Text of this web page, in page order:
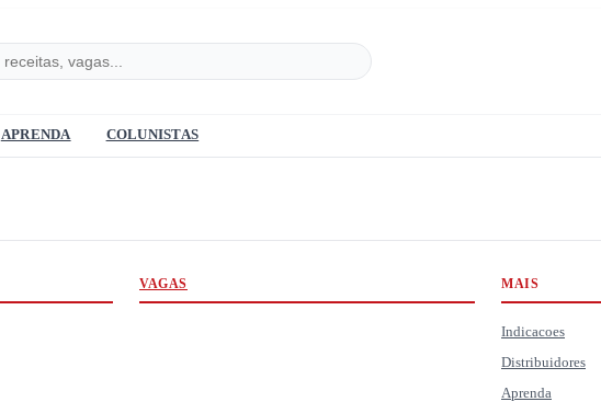
APRENDA COLUNISTAS
VAGAS MAIS
Indicacoes
Distribuidores
Aprenda